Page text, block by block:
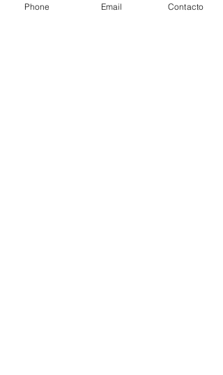
hace 4 días
Phone Email Contacto